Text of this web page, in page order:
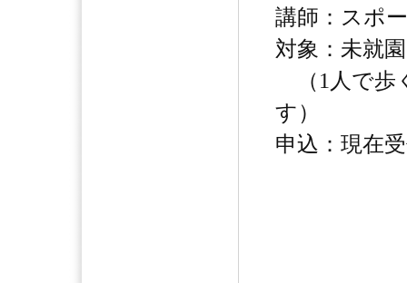
講師：スポ
対象：未就
（1人で歩
す）
申込：現在